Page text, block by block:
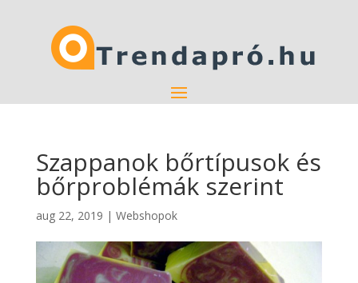
Szappanok bőrtípusok és
bőrproblémák szerint
aug 22, 2019 | Webshopok